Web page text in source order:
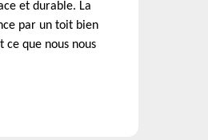
et durable. La
par un toit bien
ce que nous nous